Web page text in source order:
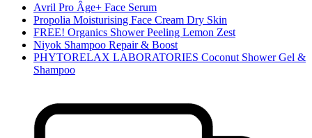
Avril Pro Âge+ Face Serum
Propolia Moisturising Face Cream Dry Skin
FREE! Organics Shower Peeling Lemon Zest
Niyok Shampoo Repair & Boost
PHYTORELAX LABORATORIES Coconut Shower Gel &
Shampoo